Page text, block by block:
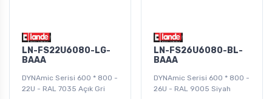
LN-FS22U6080-LG-
BAAA
DYNAmic Serisi 600 * 800 -
22U - RAL 7035 Açık Gri
LN-FS26U6080-BL-
BAAA
DYNAmic Serisi 600 * 800 -
26U - RAL 9005 Siyah